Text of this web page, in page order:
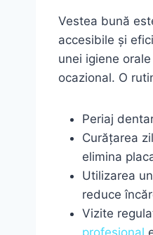
Vestea bună
accesibile și
unei igiene
ocazional. O
Periaj
Curățarea
elimina
Utilizarea
reduce
Vizite
profesional